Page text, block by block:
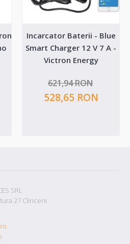
Incarcator Baterii - Blue
Smart Charger 12 V 7 A -
Victron Energy
621,94 RON
528,65 RON
SRL
27 Clinceni